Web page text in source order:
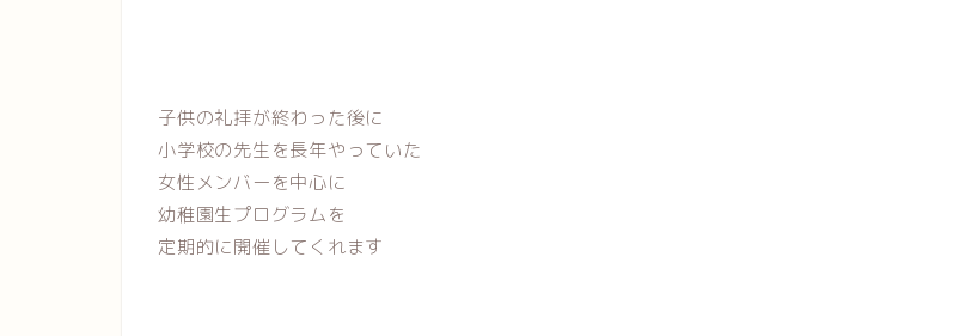
子供の礼拝が終わった後に
小学校の先生を長年やっていた
女性メンバーを中心に
幼稚園生プログラムを
定期的に開催してくれます